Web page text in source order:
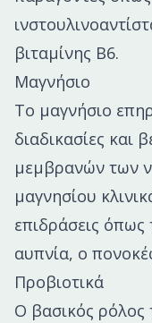
βιταμίνης Β6.
Μαγνήσιο
Το μαγνήσιο
διαδικασίες και
μεμβρανών των
μαγνησίου
επιδράσεις
αυπνία, ο
Προβιοτικά
Ο βασικός ρόλος